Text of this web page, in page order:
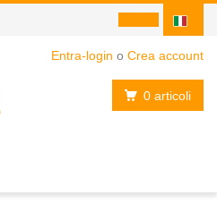
Entra-login o Crea account
0 articoli